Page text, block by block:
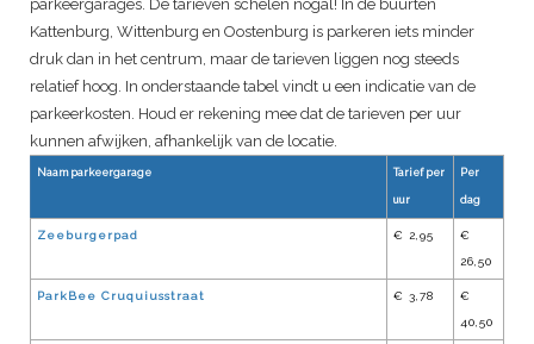
parkeergarages. De tarieven schelen nogal! In de buurten
Kattenburg, Wittenburg en Oostenburg is parkeren iets minder
druk dan in het centrum, maar de tarieven liggen nog steeds
relatief hoog. In onderstaande tabel vindt u een indicatie van de
parkeerkosten. Houd er rekening mee dat de tarieven per uur
kunnen afwijken, afhankelijk van de locatie.
Naam parkeergarage Tarief per
uur
Per
dag
Zeeburgerpad € 2,95
€
26,50
ParkBee Cruquiusstraat € 3,78
€
40,50